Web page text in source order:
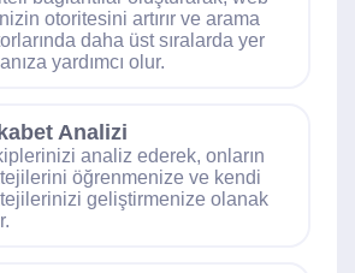
otoritesini artırır ve arama
daha üst sıralarda yer
yardımcı olur.
Analizi
analiz ederek, onların
öğrenmenize ve kendi
geliştirmenize olanak